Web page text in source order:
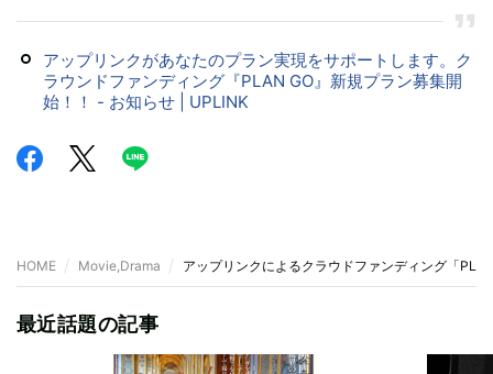
アップリンクがあなたのプラン実現をサポートします。ク
ラウンドファンディング『PLAN GO』新規プラン募集開
始！！ - お知らせ | UPLINK
HOME Movie,Drama アップリンクによるクラウドファンディング「
最近話題の記事